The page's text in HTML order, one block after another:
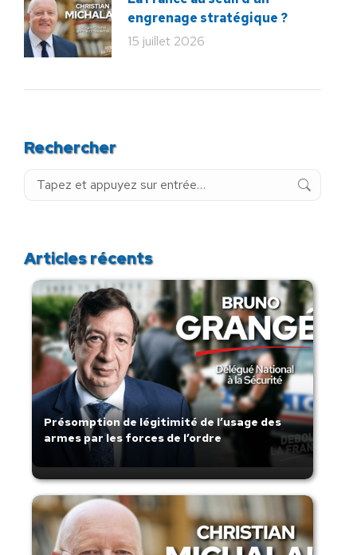
engrenage stratégique ?
15 juillet 2026
Rechercher
Recherche
Articles récents
Présomption de légitimité de l’usage des
armes par les forces de l’ordre